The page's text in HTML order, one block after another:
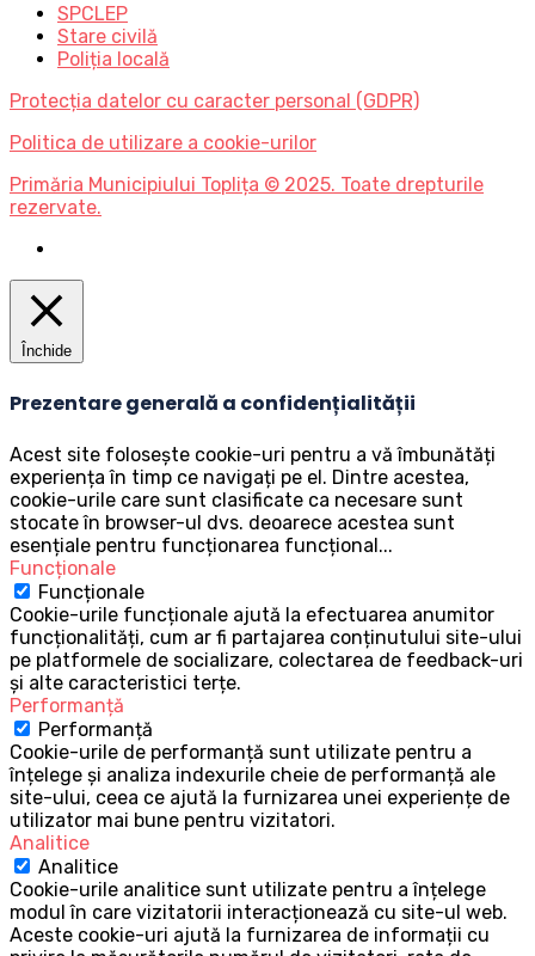
SPCLEP
Stare civilă
Poliția locală
Protecția datelor cu caracter personal (GDPR)
Politica de utilizare a cookie-urilor
Primăria Municipiului Toplița © 2025. Toate drepturile
rezervate.
Închide
Prezentare generală a confidențialității
Acest site folosește cookie-uri pentru a vă îmbunătăți
experiența în timp ce navigați pe el. Dintre acestea,
cookie-urile care sunt clasificate ca necesare sunt
stocate în browser-ul dvs. deoarece acestea sunt
esențiale pentru funcționarea funcțional...
Funcționale
Funcționale
Cookie-urile funcționale ajută la efectuarea anumitor
funcționalități, cum ar fi partajarea conținutului site-ului
pe platformele de socializare, colectarea de feedback-uri
și alte caracteristici terțe.
Performanță
Performanță
Cookie-urile de performanță sunt utilizate pentru a
înțelege și analiza indexurile cheie de performanță ale
site-ului, ceea ce ajută la furnizarea unei experiențe de
utilizator mai bune pentru vizitatori.
Analitice
Analitice
Cookie-urile analitice sunt utilizate pentru a înțelege
modul în care vizitatorii interacționează cu site-ul web.
Aceste cookie-uri ajută la furnizarea de informații cu